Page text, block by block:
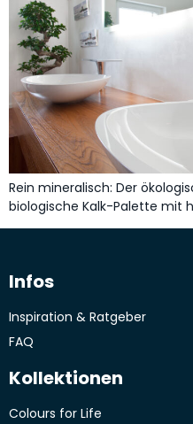
Rein mineralisch: Der
biologische Kalk-Palette mit
Infos
Inspiration & Ratgeber
FAQ
Kollektionen
Colours for Life